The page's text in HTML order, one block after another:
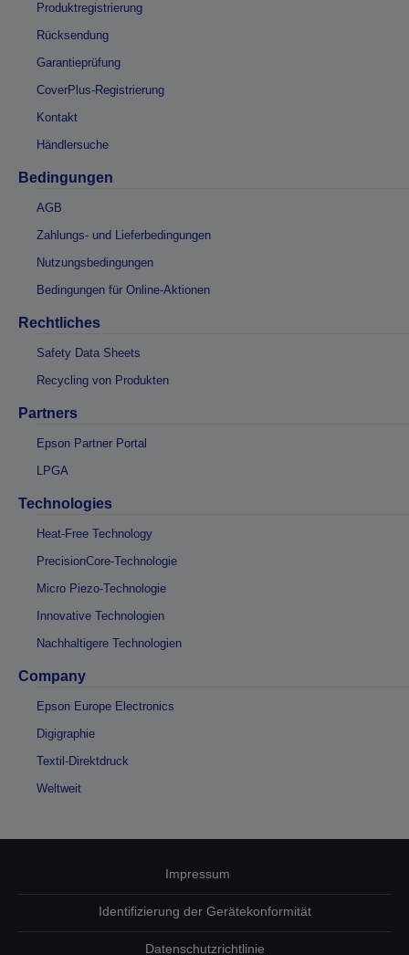
Produktregistrierung
Rücksendung
Garantieprüfung
CoverPlus-Registrierung
Kontakt
Händlersuche
Bedingungen
AGB
Zahlungs- und Lieferbedingungen
Nutzungsbedingungen
Bedingungen für Online-Aktionen
Rechtliches
Safety Data Sheets
Recycling von Produkten
Partners
Epson Partner Portal
LPGA
Technologies
Heat-Free Technology
PrecisionCore-Technologie
Micro Piezo-Technologie
Innovative Technologien
Nachhaltigere Technologien
Company
Epson Europe Electronics
Digigraphie
Textil-Direktdruck
Weltweit
Impressum
Identifizierung der Gerätekonformität
Datenschutzrichtlinie